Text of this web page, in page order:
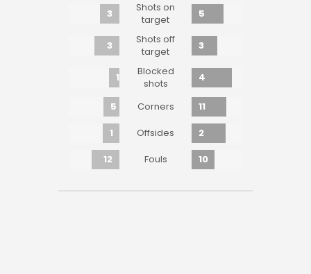
3
Shots on
target
5
3
Shots off
target
3
1
Blocked
shots
4
5 Corners
11
1
Offsides
2
12
Fouls 10